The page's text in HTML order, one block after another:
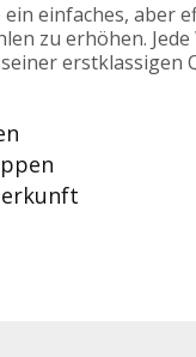
einfaches, aber
zu erhöhen.
erstklassigen